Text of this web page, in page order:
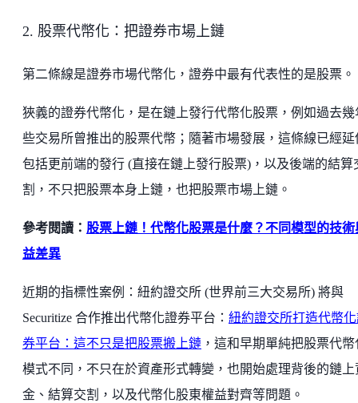
2. 股票代幣化：把證券市場上鏈
第二條線是證券市場代幣化，證券中最有代表性的是股票。
狹義的證券代幣化，是在鏈上發行代幣化股票，例如過去幾
些交易所曾推出的股票代幣；隨著市場發展，這條線已經延
包括更前端的發行 (直接在鏈上發行股票)，以及後端的結算
割，不只把股票本身上鏈，也把股票市場上鏈。
參考閱讀： 股票上鏈！代幣化股票是什麼？不同模型的技術
益差異
近期的指標性案例：紐約證交所 (世界前三大交易所) 將與
Securitize 合作推出代幣化證券平台： 紐約證交所打造代幣
券平台：這不只是把股票搬上鏈 ，這和早期單純把股票代
模式不同，不只在於資產形式轉變，也開始處理背後的鏈上
金、結算交割，以及代幣化股東權益對齊等問題。